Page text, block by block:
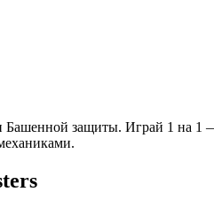
защиты. Играй 1 на